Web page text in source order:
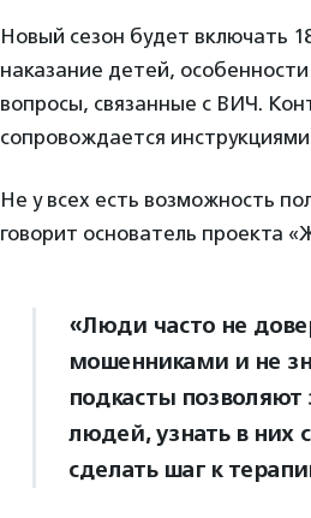
Новый сезон будет включать
наказание детей,
вопросы, связанные с ВИЧ.
сопровождается
Не у всех есть возможность
говорит основатель проекта
«Люди часто не
мошенниками и не
подкасты
людей, узнать в них
сделать шаг к